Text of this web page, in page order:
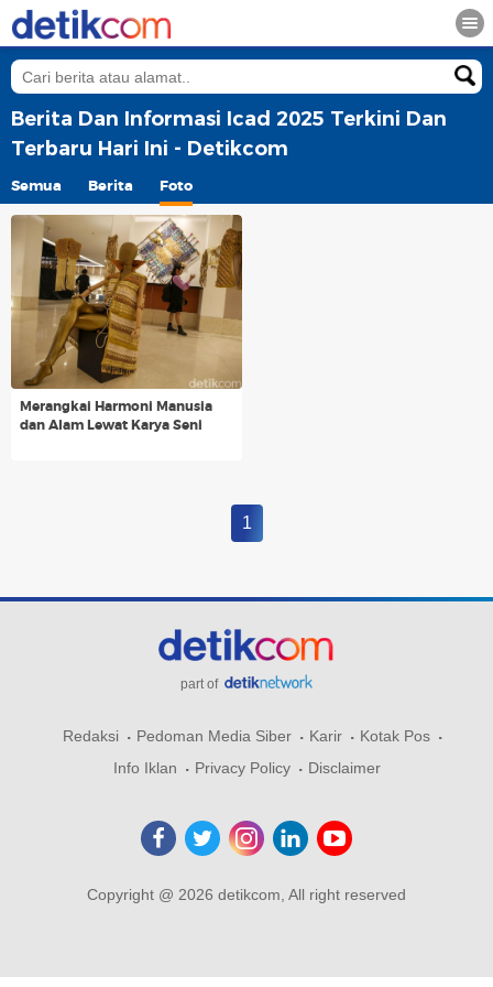
Berita Dan Informasi Icad 2025 Terkini Dan
Terbaru Hari Ini - Detikcom
Semua Berita Foto
Merangkai Harmoni Manusia
dan Alam Lewat Karya Seni
1
part of
Redaksi Pedoman Media Siber Karir
Kotak Pos
Info Iklan
Privacy Policy Disclaimer
Copyright @ 2026 detikcom, All right reserved